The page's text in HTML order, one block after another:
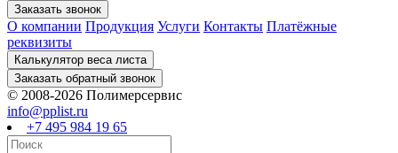
О компании Продукция Услуги Контакты Платёжные
реквизиты
© 2008-2026 Полимерсервис
info@pplist.ru
+7 495 984 19 65